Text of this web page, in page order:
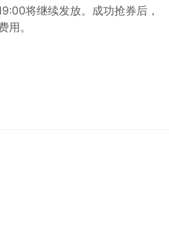
将继续发放。成功抢券后，
。